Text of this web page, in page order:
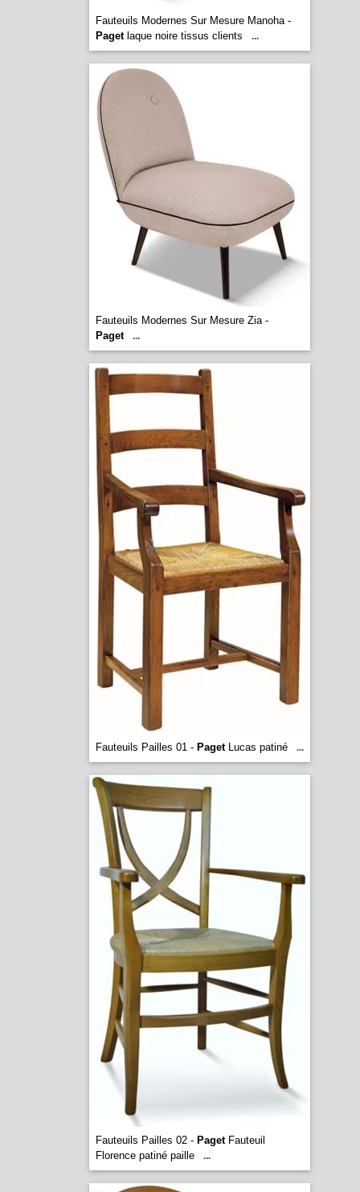
Fauteuils Modernes Sur Mesure Manoha -
Pagetlaque noire tissus clients ...
Fauteuils Modernes Sur Mesure Zia -
Paget
...
Fauteuils Pailles 01 - PagetLucas patiné ...
Fauteuils Pailles 02 - PagetFauteuil
Florence patiné paille
...